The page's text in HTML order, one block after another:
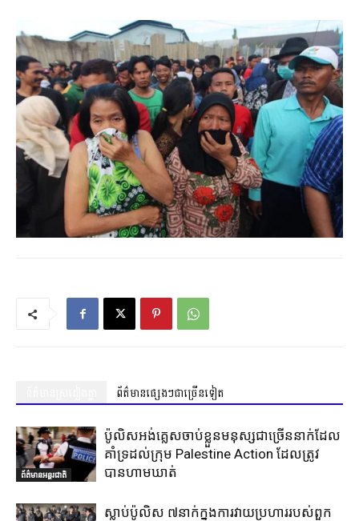
ព័ត៌មានផ្សេងៗជាច្រើនទៀត
ព័ត៌មានអន្តរជាតិ
ប៉ូលិសអង់គ្លេសចាប់ខ្លួនមនុស្សជាច្រើននាក់ដែល
គាំទ្រដល់ក្រុម Palestine Action ដែលត្រូវ
បានហាមឃាត់
ស្លាប់ប៉ូលិស ៧នាក់ក្នុងការវាយប្រហាររបស់ពួក